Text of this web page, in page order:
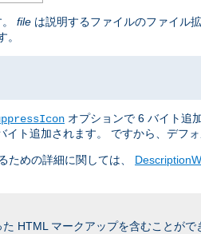
file は説明するファイルのファイル
。
オプションで 6 バイト追
イト追加されます。 ですから、デフ
ための詳細に関しては、
HTML マークアップを含むことが